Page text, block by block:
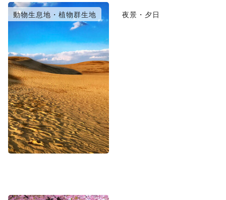
動物生息地・植物群生地 夜景・夕日